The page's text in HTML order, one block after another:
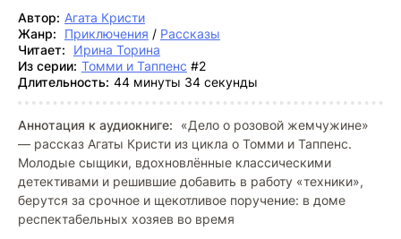
Автор: Агата Кристи
Жанр:
Приключения / Рассказы
Читает:
Ирина Торина
Из серии: Томми и Таппенс #2
Длительность: 44 минуты 34 секунды
Аннотация к аудиокниге:
«Дело о розовой жемчужине»
— рассказ Агаты Кристи из цикла о Томми и Таппенс.
Молодые сыщики, вдохновлённые классическими
детективами и решившие добавить в работу «техники»,
берутся за срочное и щекотливое поручение: в доме
респектабельных хозяев во время